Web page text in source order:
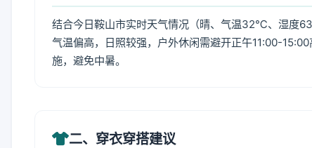
结合今日鞍山市实时天气情况（晴、气温32℃、湿度
气温偏高，日照较强，户外休闲需避开正午11:00-
施，避免中暑。
二、穿衣穿搭建议